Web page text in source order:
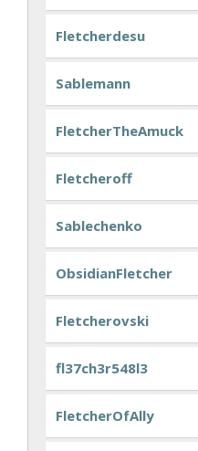
Fletcherdesu
Sablemann
FletcherTheAmuck
Fletcheroff
Sablechenko
ObsidianFletcher
Fletcherovski
fl37ch3r548l3
FletcherOfAlly